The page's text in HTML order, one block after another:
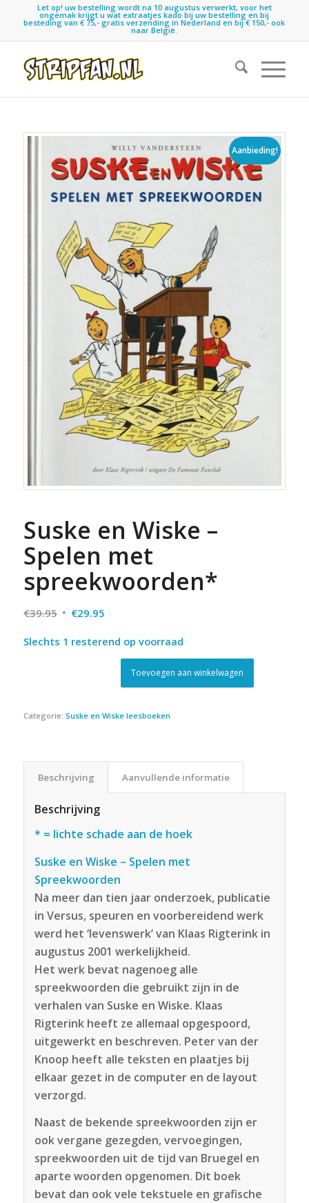
Let op! uw bestelling wordt na 10 augustus verwerkt, voor het
ongemak krijgt u wat extraatjes kado bij uw bestelling en bij
besteding van € 75,- gratis verzending in Nederland en bij € 150,- ook
naar België.
Aanbieding!
Suske en Wiske –
Spelen met
spreekwoorden*
€39.95 Oorspronkelijke
was:
€29.95Huidige
is:
€29.95.
Slechts 1 resterend op voorraad
Toevoegen aan winkelwagen
Categorie: Suske en Wiske leesboeken
Beschrijving Aanvullende informatie
Beschrijving
* = lichte schade aan de hoek
Suske en Wiske – Spelen met
Spreekwoorden
Na meer dan tien jaar onderzoek, publicatie
in Versus, speuren en voorbereidend werk
werd het ‘levenswerk’ van Klaas Rigterink in
augustus 2001 werkelijkheid.
Het werk bevat nagenoeg alle
spreekwoorden die gebruikt zijn in de
verhalen van Suske en Wiske. Klaas
Rigterink heeft ze allemaal opgespoord,
uitgewerkt en beschreven. Peter van der
Knoop heeft alle teksten en plaatjes bij
elkaar gezet in de computer en de layout
verzorgd.
Naast de bekende spreekwoorden zijn er
ook vergane gezegden, vervoegingen,
spreekwoorden uit de tijd van Bruegel en
aparte woorden opgenomen. Dit boek
bevat dan ook vele tekstuele en grafische